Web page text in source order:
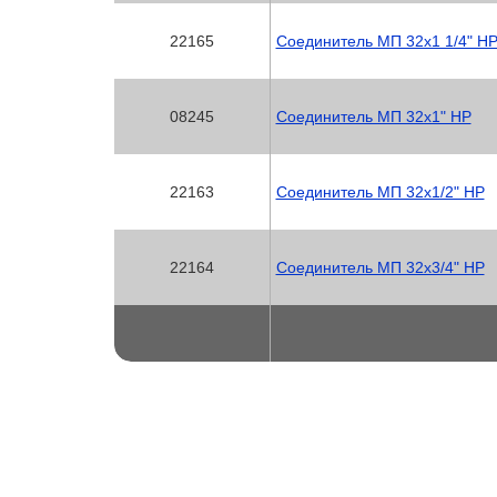
22165 Соединитель МП 32х1 1/4" НР
08245 Соединитель МП 32х1" НР
22163 Соединитель МП 32х1/2" НР
22164 Соединитель МП 32х3/4" НР